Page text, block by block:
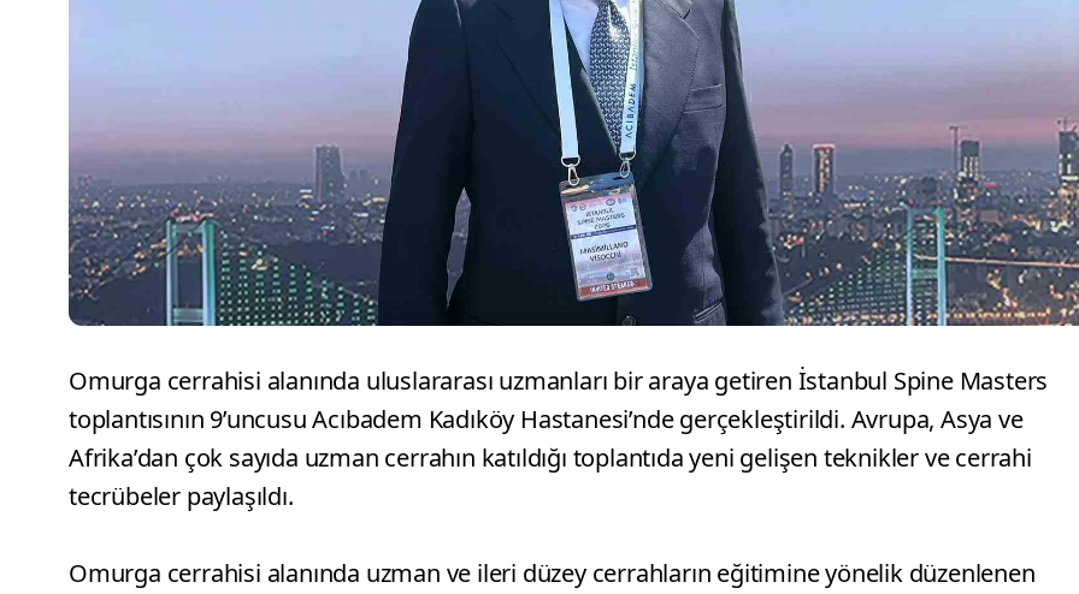
Omurga cerrahisi alanında uluslararası uzmanları bir araya getiren İstanbul Spine Masters
toplantısının 9’uncusu Acıbadem Kadıköy Hastanesi’nde gerçekleştirildi. Avrupa, Asya ve
Afrika’dan çok sayıda uzman cerrahın katıldığı toplantıda yeni gelişen teknikler ve cerrahi
tecrübeler paylaşıldı.
Omurga cerrahisi alanında uzman ve ileri düzey cerrahların eğitimine yönelik düzenlenen